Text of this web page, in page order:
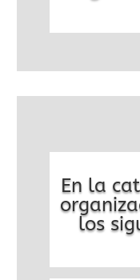
En la
los